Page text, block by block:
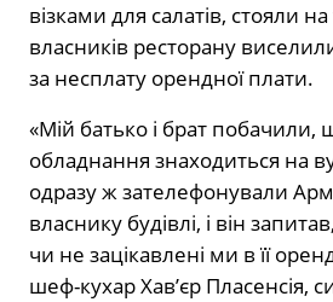
візками для салатів, стояли на
власників ресторану
за несплату орендної плати.
«Мій батько і брат побачили,
обладнання знаходиться на
одразу ж зателефонували
власнику будівлі, і він запитав,
чи не зацікавлені ми в її
шеф-кухар Хав’єр Пласенсія,